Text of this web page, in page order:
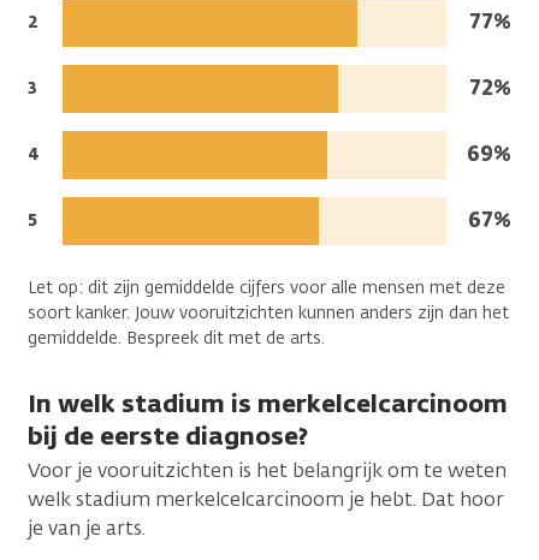
diagnose:
leven:
Jaren
diagnose:
2
leven:
77%
Jaren
diagnose:
3
leven:
72%
Jaren
diagnose:
4
leven:
69%
Jaren
diagnose:
5
leven:
67%
Let op: dit zijn gemiddelde cijfers voor alle mensen met deze
soort kanker. Jouw vooruitzichten kunnen anders zijn dan het
gemiddelde. Bespreek dit met de arts.
In welk stadium is merkelcelcarcinoom
bij de eerste diagnose?
Voor je vooruitzichten is het belangrijk om te weten
welk stadium merkelcelcarcinoom je hebt. Dat hoor
je van je arts.